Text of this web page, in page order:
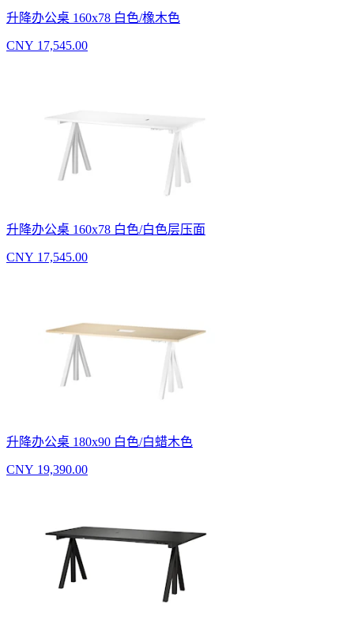
升降办公桌 160x78 白色/橡木色
CNY 17,545.00
升降办公桌 160x78 白色/白色层压面
CNY 17,545.00
升降办公桌 180x90 白色/白蜡木色
CNY 19,390.00